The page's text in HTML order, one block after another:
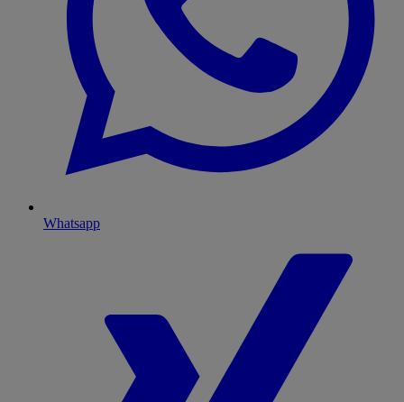
Whatsapp